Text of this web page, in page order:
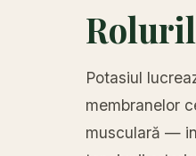
Potasiul
membranelor
musculară —